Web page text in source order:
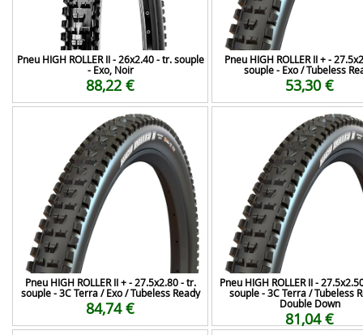
Pneu HIGH ROLLER II - 26x2.40 - tr. souple
- Exo, Noir
88,22 €
Pneu HIGH ROLLER II + -
souple - Exo / Tubeless
53,30 €
Pneu HIGH ROLLER II + - 27.5x2.80 - tr.
souple - 3C Terra / Exo / Tubeless Ready
84,74 €
Pneu HIGH ROLLER II -
souple - 3C Terra / Tubeless
Double Down
81,04 €